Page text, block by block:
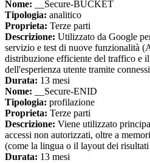
Nome: __Secure-BUCKET
Tipologia: analitico
Proprieta: Terze parti
Descrizione: Utilizzato da Google
servizio e test di nuove funzionalità
distribuzione efficiente del traffico e
dell'esperienza utente tramite
Durata: 13 mesi
Nome: __Secure-ENID
Tipologia: profilazione
Proprieta: Terze parti
Descrizione: Viene utilizzato
accessi non autorizzati, oltre a
(come la lingua o il layout dei
Durata: 13 mesi